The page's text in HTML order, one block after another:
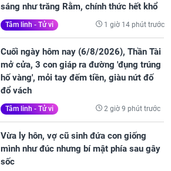
sáng như trăng Rằm, chính thức hết khổ
Tâm linh - Tử vi 1 giờ 14 phút trước
Cuối ngày hôm nay (6/8/2026), Thần Tài
mở cửa, 3 con giáp ra đường 'đụng trúng
hố vàng', mỏi tay đếm tiền, giàu nứt đố
đổ vách
Tâm linh - Tử vi 2 giờ 9 phút trước
Vừa ly hôn, vợ cũ sinh đứa con giống
mình như đúc nhưng bí mật phía sau gây
sốc